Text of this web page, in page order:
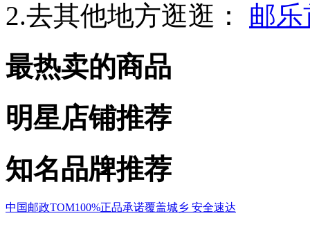
2.去其他地方逛逛：
邮
最热卖的商品
明星店铺推荐
知名品牌推荐
中国邮政TOM100%正品承诺覆盖城乡 安全速达